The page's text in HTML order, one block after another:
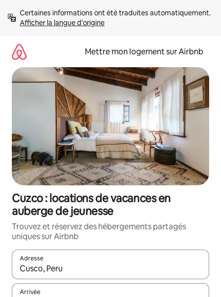
directement
Afficher la langue d'origine
Mettre mon logement sur Airbnb
Cuzco : locations de vacances en
auberge de jeunesse
Trouvez et réservez des hébergements partagés
uniques sur Airbnb
Adresse
Lorsque les résultats s'affichent, utilisez les flèches vers le
Arrivée